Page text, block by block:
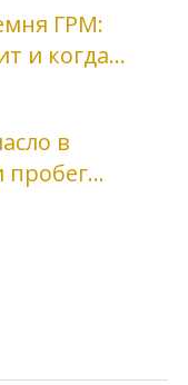
ГРМ:
и когда
в
пробег
и сроки